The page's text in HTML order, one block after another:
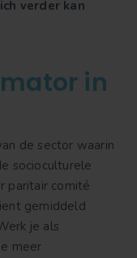
verder kan
in
de sector waarin
socioculturele
paritair comité
gemiddeld
je als
meer